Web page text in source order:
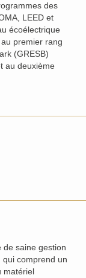
des
LEED et
écoélectrique
au premier rang
(GRESB)
au deuxième
de saine gestion
qui comprend un
matériel